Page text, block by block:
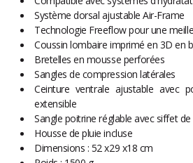
Système dorsal ajustable Air-Frame
Technologie Freeflow pour une
Coussin lombaire imprimé en 3D en
Bretelles en mousse perforées
Sangles de compression latérales
Ceinture ventrale ajustable avec
extensible
Sangle poitrine réglable avec siffet
Housse de pluie incluse
Dimensions : 52 x29 x18 cm